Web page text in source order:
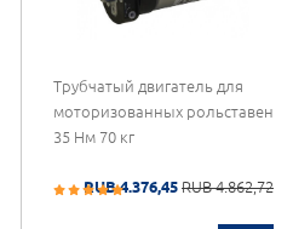
Трубчатый двигатель для
моторизованных рольставен
35 Нм 70 кг
RUB 4.376,45 RUB 4.862,72